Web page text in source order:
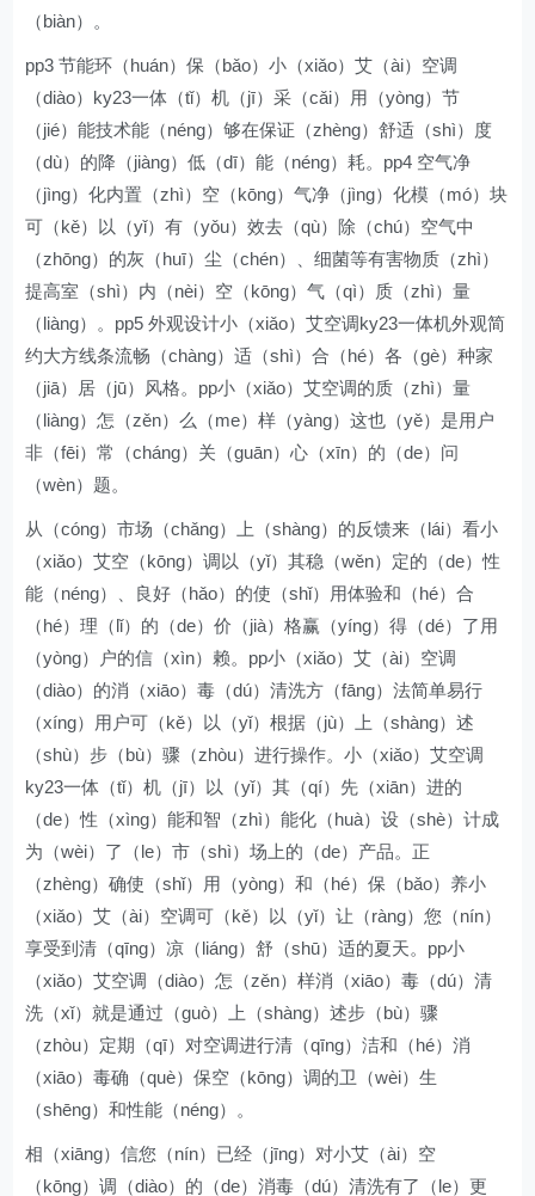
（biàn）。
pp3 节能环（huán）保（bǎo）小（xiǎo）艾（ài）空调
（diào）ky23一体（tǐ）机（jī）采（cǎi）用（yòng）节
（jié）能技术能（néng）够在保证（zhèng）舒适（shì）度
（dù）的降（jiàng）低（dī）能（néng）耗。pp4 空气净
（jìng）化内置（zhì）空（kōng）气净（jìng）化模（mó）块
可（kě）以（yǐ）有（yǒu）效去（qù）除（chú）空气中
（zhōng）的灰（huī）尘（chén）、细菌等有害物质（zhì）
提高室（shì）内（nèi）空（kōng）气（qì）质（zhì）量
（liàng）。pp5 外观设计小（xiǎo）艾空调ky23一体机外观简
约大方线条流畅（chàng）适（shì）合（hé）各（gè）种家
（jiā）居（jū）风格。pp小（xiǎo）艾空调的质（zhì）量
（liàng）怎（zěn）么（me）样（yàng）这也（yě）是用户
非（fēi）常（cháng）关（guān）心（xīn）的（de）问
（wèn）题。
从（cóng）市场（chǎng）上（shàng）的反馈来（lái）看小
（xiǎo）艾空（kōng）调以（yǐ）其稳（wěn）定的（de）性
能（néng）、良好（hǎo）的使（shǐ）用体验和（hé）合
（hé）理（lǐ）的（de）价（jià）格赢（yíng）得（dé）了用
（yòng）户的信（xìn）赖。pp小（xiǎo）艾（ài）空调
（diào）的消（xiāo）毒（dú）清洗方（fāng）法简单易行
（xíng）用户可（kě）以（yǐ）根据（jù）上（shàng）述
（shù）步（bù）骤（zhòu）进行操作。小（xiǎo）艾空调
ky23一体（tǐ）机（jī）以（yǐ）其（qí）先（xiān）进的
（de）性（xìng）能和智（zhì）能化（huà）设（shè）计成
为（wèi）了（le）市（shì）场上的（de）产品。正
（zhèng）确使（shǐ）用（yòng）和（hé）保（bǎo）养小
（xiǎo）艾（ài）空调可（kě）以（yǐ）让（ràng）您（nín）
享受到清（qīng）凉（liáng）舒（shū）适的夏天。pp小
（xiǎo）艾空调（diào）怎（zěn）样消（xiāo）毒（dú）清
洗（xǐ）就是通过（guò）上（shàng）述步（bù）骤
（zhòu）定期（qī）对空调进行清（qīng）洁和（hé）消
（xiāo）毒确（què）保空（kōng）调的卫（wèi）生
（shēng）和性能（néng）。
相（xiāng）信您（nín）已经（jīng）对小艾（ài）空
（kōng）调（diào）的（de）消毒（dú）清洗有了（le）更